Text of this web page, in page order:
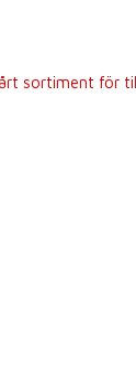
sortiment för